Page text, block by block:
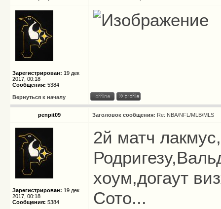
Зарегистрирован: 19 дек
2017, 00:18
Сообщения: 5384
Вернуться к началу
penpit09 Заголовок сообщения: Re: NBA/NFL/MLB/MLS
Зарегистрирован: 19 дек
2017, 00:18
Сообщения: 5384
2й матч
хоум,догаут
Сото...